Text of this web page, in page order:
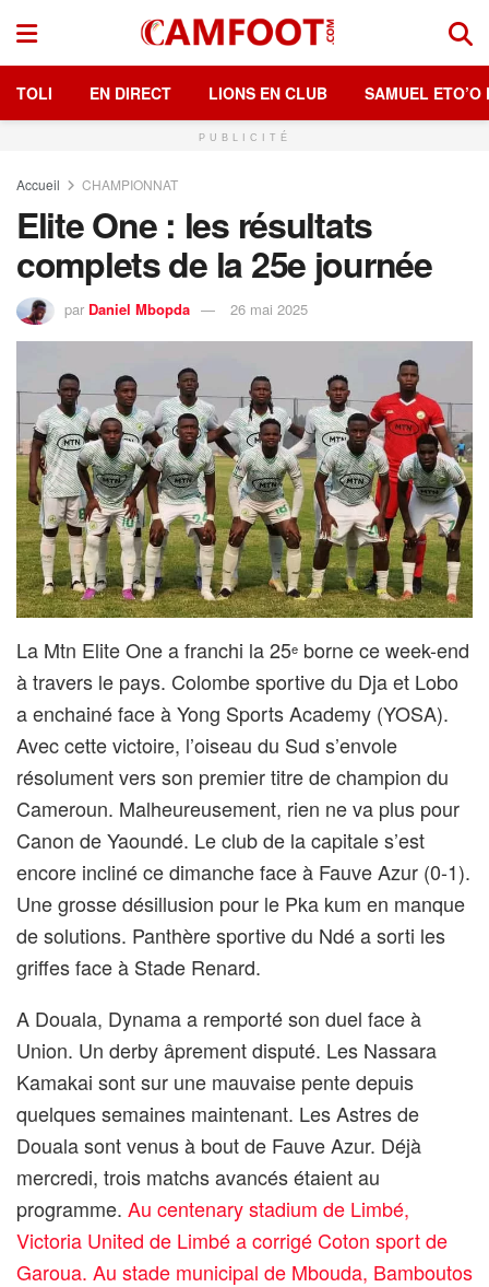
TOLI EN DIRECT LIONS EN CLUB SAMUEL ETO’O
PUBLICITÉ
Accueil CHAMPIONNAT
Elite One : les résultats
complets de la 25e journée
par Daniel Mbopda 26 mai 2025
La Mtn Elite One a franchi la 25e borne ce week-end
à travers le pays. Colombe sportive du Dja et Lobo
a enchainé face à Yong Sports Academy (YOSA).
Avec cette victoire, l’oiseau du Sud s’envole
résolument vers son premier titre de champion du
Cameroun. Malheureusement, rien ne va plus pour
Canon de Yaoundé. Le club de la capitale s’est
encore incliné ce dimanche face à Fauve Azur (0-1).
Une grosse désillusion pour le Pka kum en manque
de solutions. Panthère sportive du Ndé a sorti les
griffes face à Stade Renard.
A Douala, Dynama a remporté son duel face à
Union. Un derby âprement disputé. Les Nassara
Kamakai sont sur une mauvaise pente depuis
quelques semaines maintenant. Les Astres de
Douala sont venus à bout de Fauve Azur. Déjà
mercredi, trois matchs avancés étaient au
programme. Au centenary stadium de Limbé,
Victoria United de Limbé a corrigé Coton sport de
Garoua. Au stade municipal de Mbouda, Bamboutos